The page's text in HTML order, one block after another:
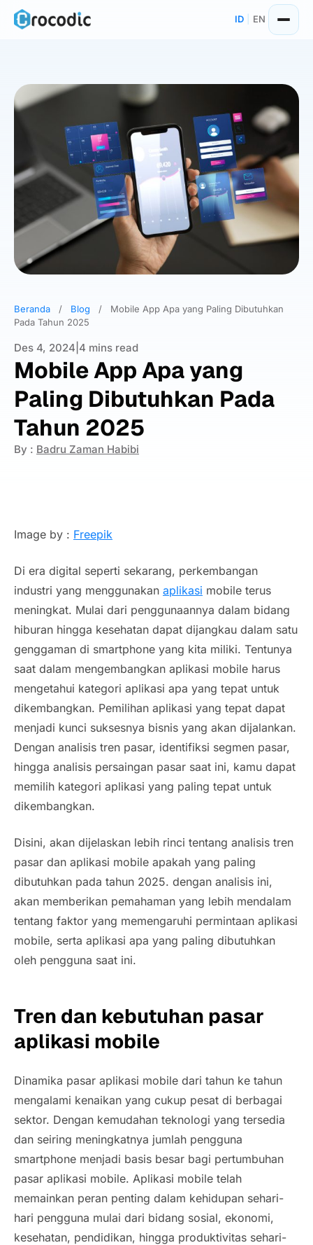
Skip
ID EN
Beranda / Blog /
Mobile App Apa yang Paling Dibutuhkan
Pada Tahun 2025
Des 4, 2024 4 mins read
Mobile App Apa yang
Paling Dibutuhkan Pada
Tahun 2025
By : Badru Zaman Habibi
Image by : Freepik
Di era digital seperti sekarang, perkembangan
industri yang menggunakan aplikasi mobile terus
meningkat. Mulai dari penggunaannya dalam bidang
hiburan hingga kesehatan dapat dijangkau dalam satu
genggaman di smartphone yang kita miliki. Tentunya
saat dalam mengembangkan aplikasi mobile harus
mengetahui kategori aplikasi apa yang tepat untuk
dikembangkan. Pemilihan aplikasi yang tepat dapat
menjadi kunci suksesnya bisnis yang akan dijalankan.
Dengan analisis tren pasar, identifiksi segmen pasar,
hingga analisis persaingan pasar saat ini, kamu dapat
memilih kategori aplikasi yang paling tepat untuk
dikembangkan.
Disini, akan dijelaskan lebih rinci tentang analisis tren
pasar dan aplikasi mobile apakah yang paling
dibutuhkan pada tahun 2025. dengan analisis ini,
akan memberikan pemahaman yang lebih mendalam
tentang faktor yang memengaruhi permintaan aplikasi
mobile, serta aplikasi apa yang paling dibutuhkan
oleh pengguna saat ini.
Tren dan kebutuhan pasar
aplikasi mobile
Dinamika pasar aplikasi mobile dari tahun ke tahun
mengalami kenaikan yang cukup pesat di berbagai
sektor. Dengan kemudahan teknologi yang tersedia
dan seiring meningkatnya jumlah pengguna
smartphone menjadi basis besar bagi pertumbuhan
pasar aplikasi mobile. Aplikasi mobile telah
memainkan peran penting dalam kehidupan sehari-
hari pengguna mulai dari bidang sosial, ekonomi,
kesehatan, pendidikan, hingga produktivitas sehari-